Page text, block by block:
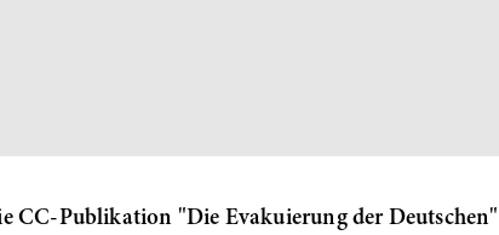
CC-Publikation "Die Evakuierung der Deutschen"